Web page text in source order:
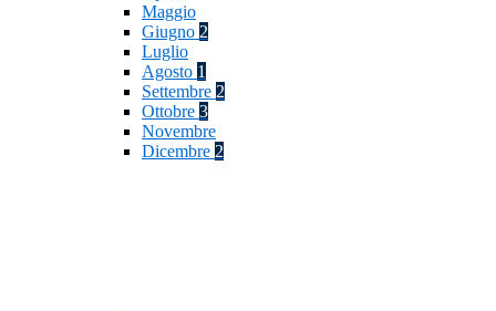
Maggio
Giugno 2
Luglio
Agosto 1
Settembre 2
Ottobre 3
Novembre
Dicembre 2